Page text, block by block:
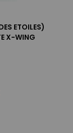
ETOILES)
X-WING